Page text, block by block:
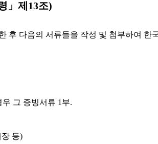
」제13조)
후 다음의 서류들을 작성 및 첨부하여
그 증빙서류 1부.
등)